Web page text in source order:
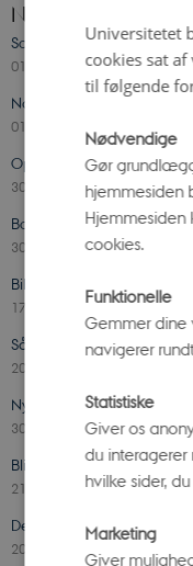
Nyheder
Sommerferie på Science
01. juli 2026-Botanisk Have
Nat på observatoriet
01. juli 2026
Oplev solformørkelsen 12.
30. juni 2026-Ole Rømer-
Book en rundvisning i
30. juni 2026-Ole Rømer-
Billetsalget til aprils
17. februar 2026-Ole
Så du også nordlyset i går?
20. januar 2026
Ny workshop til
30. april 2025-Ole Rømer-
Bliv studenterformidler på
21. marts 2025-Botanisk
Det astronomiske forår
20. marts 2025 Ole
Universitetet
cookies sat
til følgende
Nødvendige
Gør
hjemmesiden
Hjemmesiden
cookies.
Funktionelle
Gemmer dine
navigerer
Statistiske
Giver os
du
hvilke sider,
Marketing
Giver